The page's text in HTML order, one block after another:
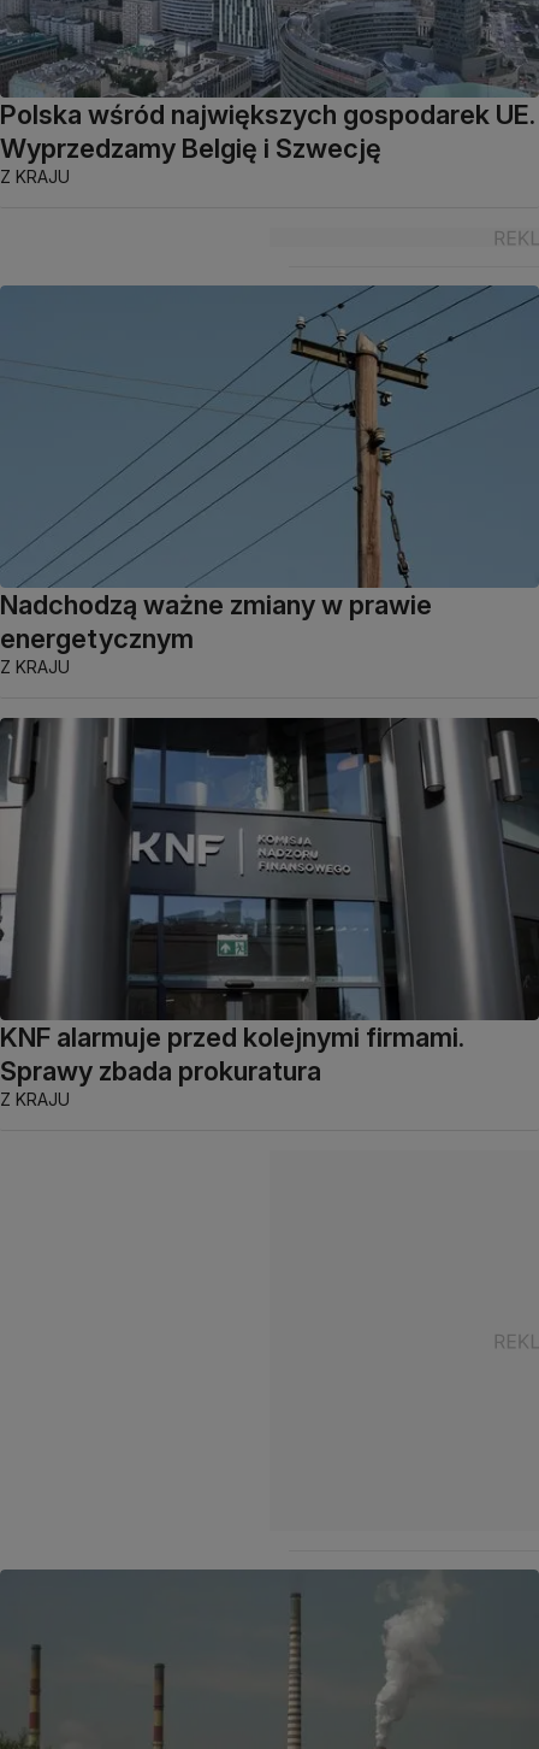
Polska wśród największych gospodarek UE.
Wyprzedzamy Belgię i Szwecję
Z KRAJU
Nadchodzą ważne zmiany w prawie
energetycznym
Z KRAJU
KNF alarmuje przed kolejnymi firmami.
Sprawy zbada prokuratura
Z KRAJU